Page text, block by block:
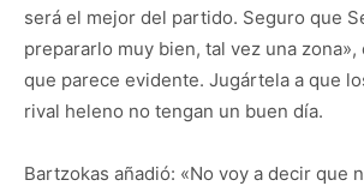
será el mejor del partido. Seguro que
prepararlo muy bien, tal vez una
que parece evidente. Jugártela a que
rival heleno no tengan un buen día.
Bartzokas añadió: «No voy a decir que